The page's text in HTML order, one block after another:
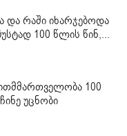
და რაში იხარჯებოდა
100 წლის წინ,...
100
უცნობი